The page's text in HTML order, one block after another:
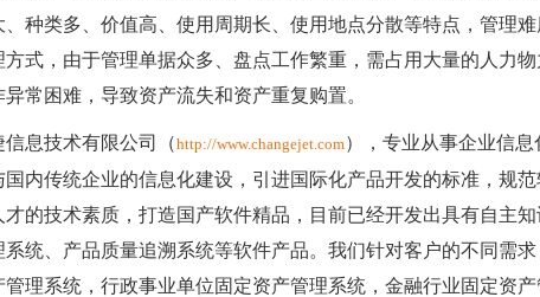
、种类多、价值高、使用周期长、使用地点分散等特点，管理
方式，由于管理单据众多、盘点工作繁重，需占用大量的人力
常困难，导致资产流失和资产重复购置。
信息技术有限公司（http://www.changejet.com），专业从事企业信
国内传统企业的信息化建设，引进国际化产品开发的标准，规
才的技术素质，打造国产软件精品，目前已经开发出具有自主
系统、产品质量追溯系统等软件产品。我们针对客户的不同需
管理系统，行政事业单位固定资产管理系统，金融行业固定资